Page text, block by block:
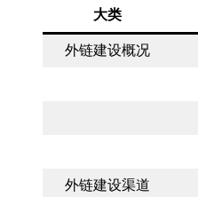
大类
外链建设概况
外链建设渠道